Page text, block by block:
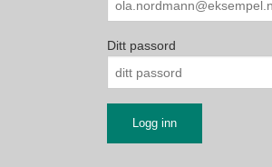
Ditt passord